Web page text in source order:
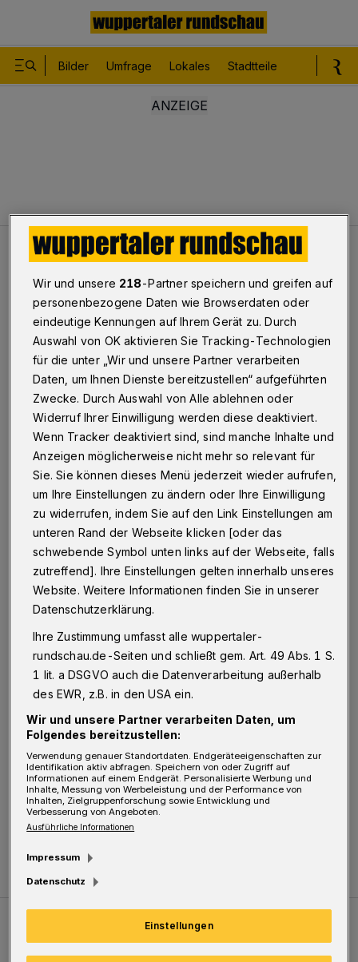
Bilder Umfrage Lokales Stadtteile
Leser Peinliche Wahlkampf-Rhetorik
Diskussionen über Verkehrspolitik
Peinliche Wahlkampf-Rhetorik
Betr.. „Grüne über Schneidewind: ‚Klar zur
Verkehrspolitik geäußert’“
09.09.2020 , 15:24 Uhr Eine Minute Lesezeit
D iese Spitzen gegen Mucke sind doch in
diesem Zusammenhang eher billige, um
nicht zu sagen peinliche Wahlkampf-Rhetorik.
Für einen großen Teil der CDU-Wähler, die
Schneidewind ja auch vertreten soll, sind doch
Themen wie ein solidarisches Bürgerticket
oder die Busspur auf der B7 schlicht ein rotes
Tuch!
Haik Riedel
Meistgelesen Neueste Artikel Zum Thema
Wir und unsere 218-Partner speichern und greifen auf
personenbezogene Daten wie Browserdaten oder
eindeutige Kennungen auf Ihrem Gerät zu. Durch
Auswahl von OK aktivieren Sie Tracking-Technologien
für die unter „Wir und unsere Partner verarbeiten
Daten, um Ihnen Dienste bereitzustellen“ aufgeführten
Zwecke. Durch Auswahl von Alle ablehnen oder
Widerruf Ihrer Einwilligung werden diese deaktiviert.
Wenn Tracker deaktiviert sind, sind manche Inhalte und
Anzeigen möglicherweise nicht mehr so relevant für
Sie. Sie können dieses Menü jederzeit wieder aufrufen,
um Ihre Einstellungen zu ändern oder Ihre Einwilligung
zu widerrufen, indem Sie auf den Link Einstellungen am
unteren Rand der Webseite klicken [oder das
schwebende Symbol unten links auf der Webseite, falls
zutreffend]. Ihre Einstellungen gelten innerhalb unseres
Website. Weitere Informationen finden Sie in unserer
Datenschutzerklärung.
Ihre Zustimmung umfasst alle wuppertaler-
rundschau.de-Seiten und schließt gem. Art. 49 Abs. 1 S.
1 lit. a DSGVO auch die Datenverarbeitung außerhalb
des EWR, z.B. in den USA ein.
Wir und unsere Partner verarbeiten Daten, um
Folgendes bereitzustellen:
Verwendung genauer Standortdaten. Endgeräteeigenschaften zur
Identifikation aktiv abfragen. Speichern von oder Zugriff auf
Informationen auf einem Endgerät. Personalisierte Werbung und
Inhalte, Messung von Werbeleistung und der Performance von
Inhalten, Zielgruppenforschung sowie Entwicklung und
Verbesserung von Angeboten.
Ausführliche Informationen
Impressum
Datenschutz
Einstellungen